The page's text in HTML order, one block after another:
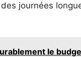
journées
le